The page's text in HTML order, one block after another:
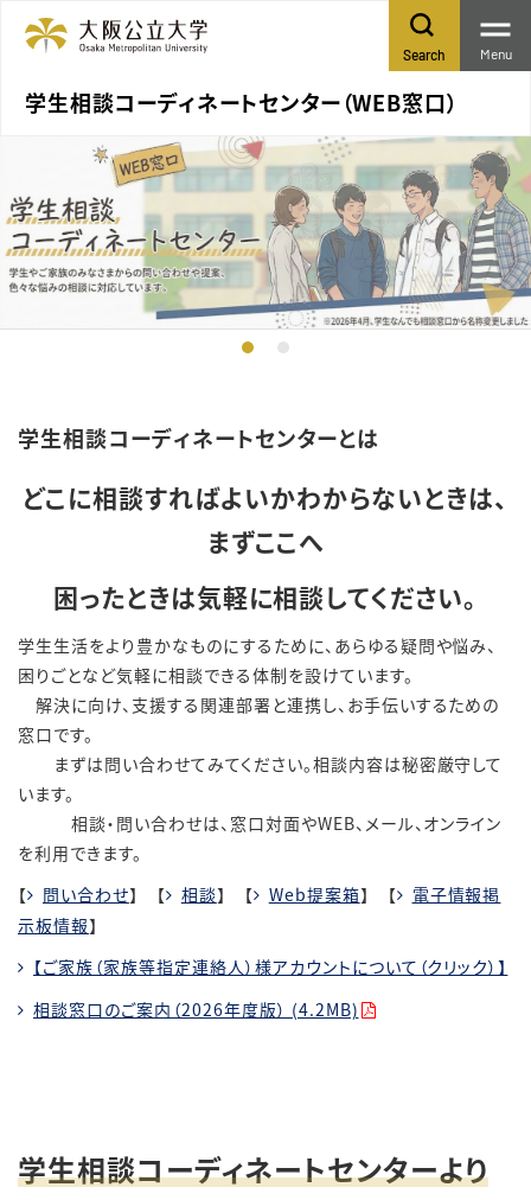
学生相談コーディネートセンター（WEB窓口）
Search Menu
学生相談コーディネートセンターとは
どこに相談すればよいかわからないときは、
まずここへ
困ったときは気軽に相談してください。
学生生活をより豊かなものにするために、あらゆる疑問や悩み、
困りごとなど気軽に相談できる体制を設けています。
解決に向け、支援する関連部署と連携し、お手伝いするための
窓口です。
まずは問い合わせてみてください。相談内容は秘密厳守して
います。
相談・問い合わせは、窓口対面やWEB、メール、オンライン
を利用できます。
【
問い合わせ】 【 相談】 【 Web提案箱】 【
電子情報掲
示板情報】
【ご家族（家族等指定連絡人）様アカウントについて（クリック）】
相談窓口のご案内（2026年度版） (4.2MB)
学生相談コーディネートセンターより